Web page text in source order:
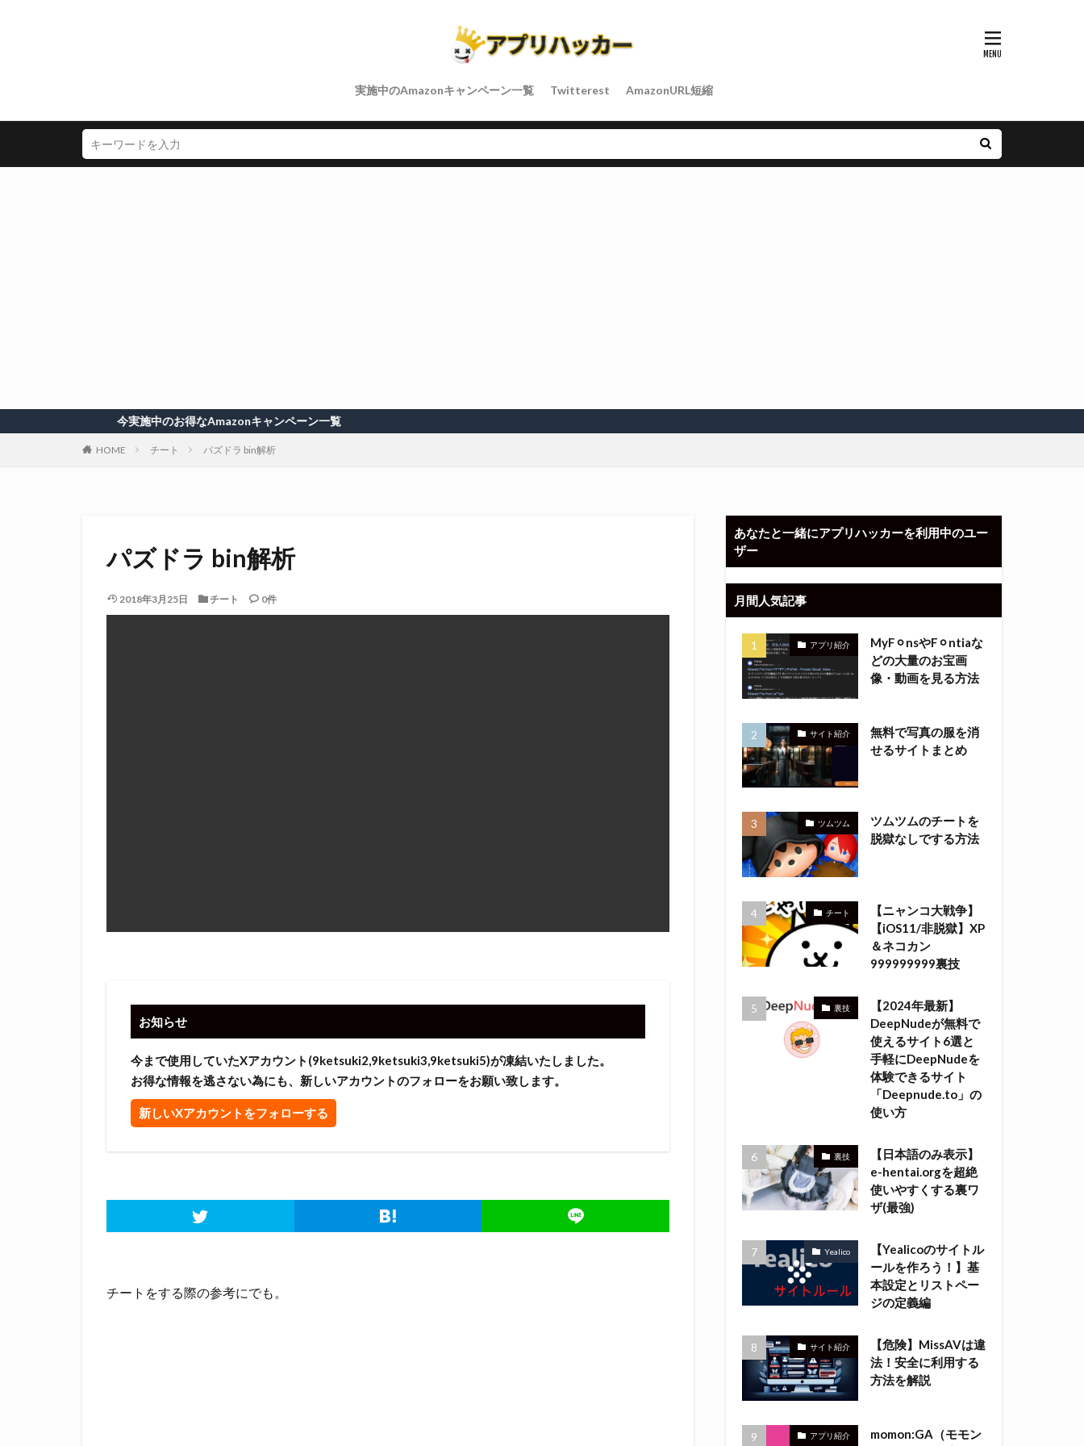
実施中のAmazonキャンペーン一覧 Twitterest AmazonURL短縮
今実施中のお得なAmazonキャンペーン一覧
HOME チート パズドラ bin解析
パズドラ bin解析
2018年3月25日 チート 0件
お知らせ
今まで使用していたXアカウント(9ketsuki2,9ketsuki3,9ketsuki5)が凍結いたしました。
お得な情報を逃さない為にも、新しいアカウントのフォローをお願い致します。
新しいXアカウントをフォローする
チートをする際の参考にでも。
あなたと一緒にアプリハッカーを利用中のユー
ザー
月間人気記事
アプリ紹介
MyF⚪︎nsやF⚪︎ntiaな
どの大量のお宝画
像・動画を見る方法
サイト紹介
無料で写真の服を消
せるサイトまとめ
ツムツム
ツムツムのチートを
脱獄なしでする方法
チート
【ニャンコ大戦争】
【iOS11/非脱獄】XP
＆ネコカン
999999999裏技
裏技
【2024年最新】
DeepNudeが無料で
使えるサイト6選と
手軽にDeepNudeを
体験できるサイト
「Deepnude.to」の
使い方
裏技
【日本語のみ表示】
e-hentai.orgを超絶
使いやすくする裏ワ
ザ(最強)
Yealico
【Yealicoのサイトル
ールを作ろう！】基
本設定とリストペー
ジの定義編
サイト紹介
【危険】MissAVは違
法！安全に利用する
方法を解説
アプリ紹介
momon:GA（モモン